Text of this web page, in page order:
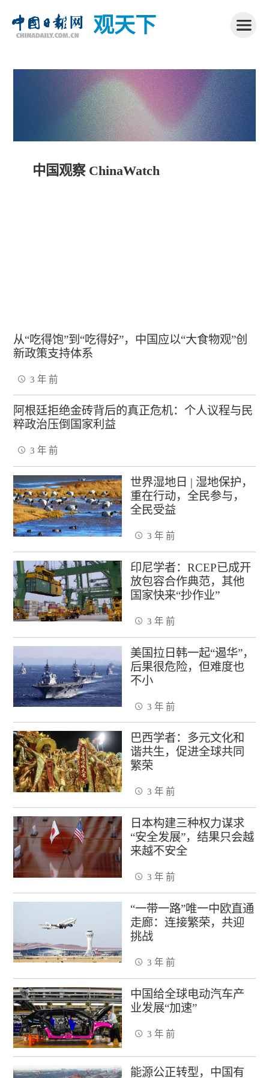
观天下
中国观察 ChinaWatch
从“吃得饱”到“吃得好”，中国应以“大食物观”创
新政策支持体系
3 年 前
阿根廷拒绝金砖背后的真正危机：个人议程与民
粹政治压倒国家利益
3 年 前
世界湿地日 | 湿地保护，
重在行动，全民参与，
全民受益
3 年 前
印尼学者：RCEP已成开
放包容合作典范，其他
国家快来“抄作业”
3 年 前
美国拉日韩一起“遏华”，
后果很危险，但难度也
不小
3 年 前
巴西学者：多元文化和
谐共生，促进全球共同
繁荣
3 年 前
日本构建三种权力谋求
“安全发展”，结果只会越
来越不安全
3 年 前
“一带一路”唯一中欧直通
走廊：连接繁荣，共迎
挑战
3 年 前
中国给全球电动汽车产
业发展“加速”
3 年 前
能源公正转型，中国有